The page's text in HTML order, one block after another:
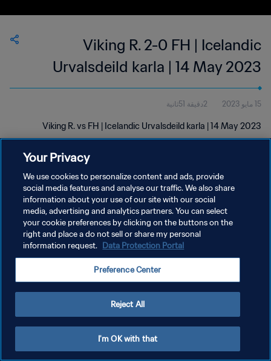
Viking R. 2-0 FH | Icelandic
Urvalsdeild karla | 14 May 2023
15 مايو 2023 2دقيقة 51ثانية
Viking R. vs FH | Icelandic Urvalsdeild karla | 14 May 2023
سياسة الخصوصية
شروط الخدمة
إدارة تفضيلات ملفات تعريف الارتباط
Your Privacy
We use cookies to personalize content and ads, provide
social media features and analyse our traffic. We also share
information about your use of our site with our social
media, advertising and analytics partners. You can select
your cookie preferences by clicking on the buttons on the
right and place a do not sell or share my personal
information request. Data Protection Portal
Preference Center
Reject All
I'm OK with that